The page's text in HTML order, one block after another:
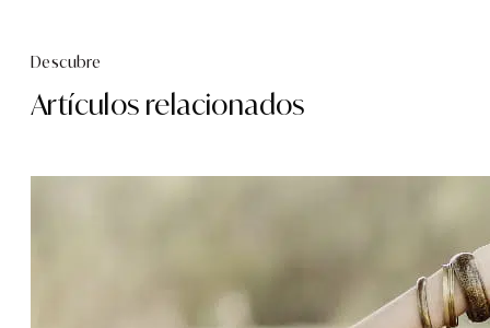
Descubre
Artículos relacionados